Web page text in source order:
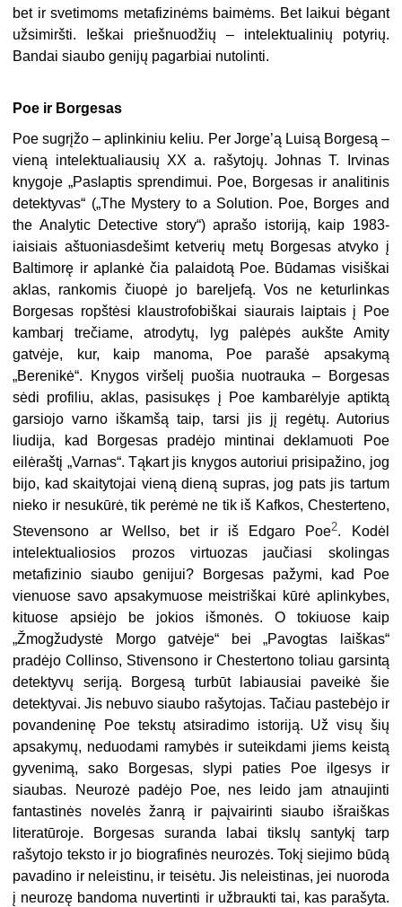
bet ir svetimoms metafizinėms baimėms. Bet laikui bėgant
užsimiršti. Ieškai priešnuodžių – intelektualinių potyrių.
Bandai siaubo genijų pagarbiai nutolinti.
Poe ir Borgesas
Poe sugrįžo – aplinkiniu keliu. Per Jorge’ą Luisą Borgesą –
vieną intelektualiausių XX a. rašytojų. Johnas T. Irvinas
knygoje „Paslaptis sprendimui. Poe, Borgesas ir analitinis
detektyvas“ („The Mystery to a Solution. Poe, Borges and
the Analytic Detective story“) aprašo istoriją, kaip 1983-
iaisiais aštuoniasdešimt ketverių metų Borgesas atvyko į
Baltimorę ir aplankė čia palaidotą Poe. Būdamas visiškai
aklas, rankomis čiuopė jo bareljefą. Vos ne keturlinkas
Borgesas ropštėsi klaustrofobiškai siaurais laiptais į Poe
kambarį trečiame, atrodytų, lyg palėpės aukšte Amity
gatvėje, kur, kaip manoma, Poe parašė apsakymą
„Berenikė“. Knygos viršelį puošia nuotrauka – Borgesas
sėdi profiliu, aklas, pasisukęs į Poe kambarėlyje aptiktą
garsiojo varno iškamšą taip, tarsi jis jį regėtų. Autorius
liudija, kad Borgesas pradėjo mintinai deklamuoti Poe
eilėraštį „Varnas“. Tąkart jis knygos autoriui prisipažino, jog
bijo, kad skaitytojai vieną dieną supras, jog pats jis tartum
nieko ir nesukūrė, tik perėmė ne tik iš Kafkos, Chesterteno,
Stevensono ar Wellso, bet ir iš Edgaro Poe2. Kodėl
intelektualiosios prozos virtuozas jaučiasi skolingas
metafizinio siaubo genijui? Borgesas pažymi, kad Poe
vienuose savo apsakymuose meistriškai kūrė aplinkybes,
kituose apsiėjo be jokios išmonės. O tokiuose kaip
„Žmogžudystė Morgo gatvėje“ bei „Pavogtas laiškas“
pradėjo Collinso, Stivensono ir Chestertono toliau garsintą
detektyvų seriją. Borgesą turbūt labiausiai paveikė šie
detektyvai. Jis nebuvo siaubo rašytojas. Tačiau pastebėjo ir
povandeninę Poe tekstų atsiradimo istoriją. Už visų šių
apsakymų, neduodami ramybės ir suteikdami jiems keistą
gyvenimą, sako Borgesas, slypi paties Poe ilgesys ir
siaubas. Neurozė padėjo Poe, nes leido jam atnaujinti
fantastinės novelės žanrą ir paįvairinti siaubo išraiškas
literatūroje. Borgesas suranda labai tikslų santykį tarp
rašytojo teksto ir jo biografinės neurozės. Tokį siejimo būdą
pavadino ir neleistinu, ir teisėtu. Jis neleistinas, jei nuoroda
į neurozę bandoma nuvertinti ir užbraukti tai, kas parašyta.